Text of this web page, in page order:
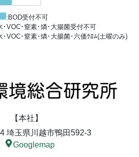
【本社】
埼玉県川越市鴨田592-3
Googlemap
:BOD受付不可
･VOC･窒素･燐･大腸菌受付不可
･VOC･窒素･燐･大腸菌･六価ｸﾛﾑ(土曜のみ)